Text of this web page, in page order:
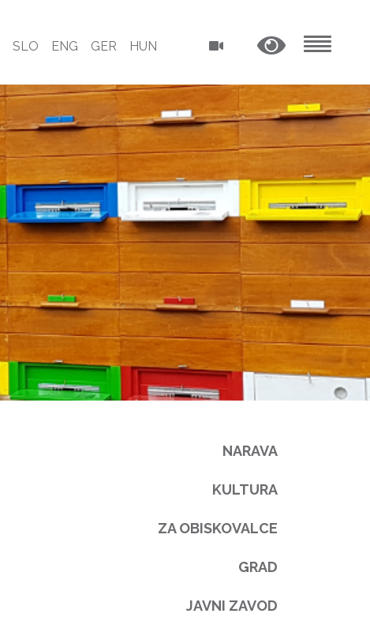
SLO ENG GER HUN
NARAVA
KULTURA
ZA OBISKOVALCE
GRAD
JAVNI ZAVOD